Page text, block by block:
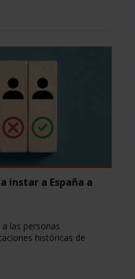
instar a España a
las personas
históricas de